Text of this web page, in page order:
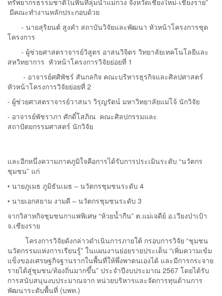
ทรัพยากรธรรมชาติในพื้นที่ลุ่มน้ำแม่กวง จังหวัดเชียงใหม่-เชียงราย”
มีคณะทำงานหลักประกอบด้วย
- นายสุริยนต์ สูงคำ สถาบันวิจัยและพัฒนา หัวหน้าโครงการชุด
โครงการ
- ผู้ช่วยศาสตราจารย์วิสูตร อาสนวิจิตร วิทยาลัยเทคโนโลยีและ
สหวิทยาการ หัวหน้าโครงการวิจัยย่อยที่ 1
- อาจารย์ศศิพัชร์ สันกลกิจ คณะบริหารธุรกิจและศิลปศาสตร์
หัวหน้าโครงการวิจัยย่อยที่ 2
- ผู้ช่วยศาสตราจารย์วาสนา วิรุญรัตน์ มหาวิทยาลัยแม่โจ้ นักวิจัย
- อาจารย์พัชราภา ศักดิ์โสภิณ คณะศิลปกรรมและ
สถาปัตยกรรมศาสตร์ นักวิจัย
และอีกหนึ่งความภาคภูมิใจคือการได้รับการประเมินระดับ “นวัตกร
ชุมชน” แก่
• นายภูเมธ ภูมิธันเมธ – นวัตกรชุมชนระดับ 4
• นายเอกสยาม งามดี – นวัตกรชุมชนระดับ 3
จากวิสาหกิจชุมชนกาแฟพิเศษ “ห้วยน้ำกืน” ต.แม่เจดีย์ อ.เวียงป่าเป้า
จ.เชียงราย
โครงการวิจัยดังกล่าวดำเนินการภายใต้ กรอบการวิจัย “ชุมชน
นวัตกรรมแห่งการเรียนรู้” ในแผนงานย่อยรายประเด็น “เพิ่มความเข้ม
แข็งของเศรษฐกิจฐานรากในพื้นที่ให้พึ่งพาตนเองได้ และมีการกระจาย
รายได้สู่ชุมชน/ท้องถิ่นมากขึ้น” ประจำปีงบประมาณ 2567 โดยได้รับ
การสนับสนุนงบประมาณจาก หน่วยบริหารและจัดการทุนด้านการ
พัฒนาระดับพื้นที่ (บพท.)